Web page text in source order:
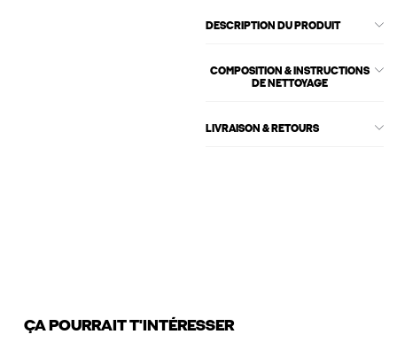
DESCRIPTION DU PRODUIT
COMPOSITION & INSTRUCTIONS
DE NETTOYAGE
LIVRAISON & RETOURS
ÇA POURRAIT T'INTÉRESSER